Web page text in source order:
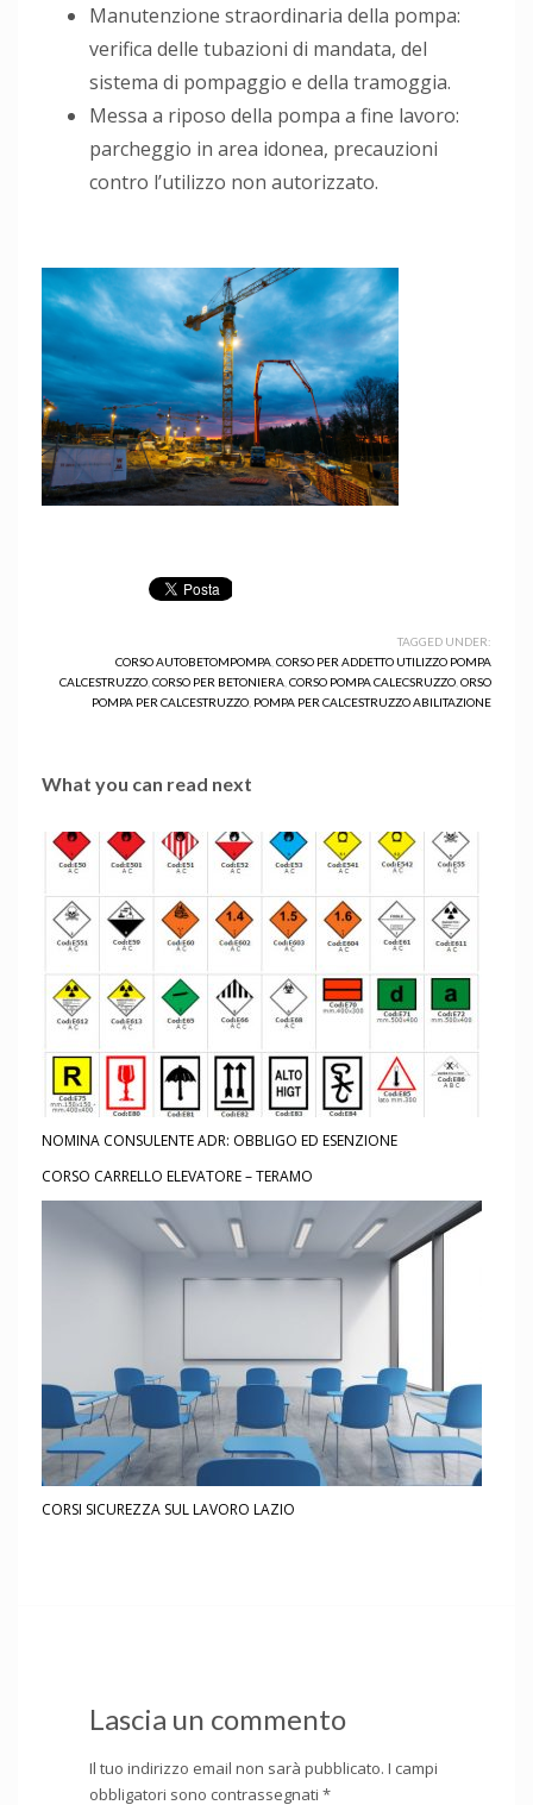
Manutenzione straordinaria della pompa:
verifica delle tubazioni di mandata, del
sistema di pompaggio e della tramoggia.
Messa a riposo della pompa a fine lavoro:
parcheggio in area idonea, precauzioni
contro l’utilizzo non autorizzato.
TAGGED UNDER:
CORSO AUTOBETOMPOMPA CORSO PER ADDETTO UTILIZZO POMPA
CALCESTRUZZO CORSO PER BETONIERA CORSO POMPA CALECSRUZZO ORSO
POMPA PER CALCESTRUZZO POMPA PER CALCESTRUZZO ABILITAZIONE
What you can read next
NOMINA CONSULENTE ADR: OBBLIGO ED ESENZIONE
CORSO CARRELLO ELEVATORE – TERAMO
CORSI SICUREZZA SUL LAVORO LAZIO
Lascia un commento
Il tuo indirizzo email non sarà pubblicato. I campi
obbligatori sono contrassegnati *